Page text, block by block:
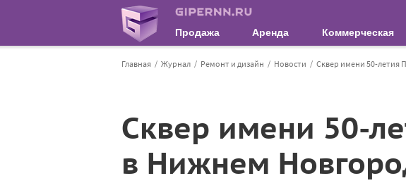
Продажа Аренда Коммерческая
Главная Журнал Ремонт и дизайн Новости Сквер имени 50-летия
Сквер имени 50-
в Нижнем